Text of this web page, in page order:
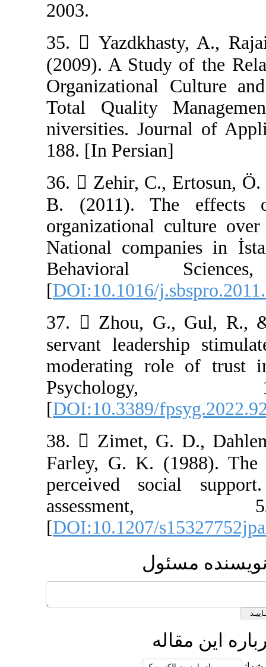
35. 
(2009). A
Total Quality
niversities.
188. [In Persian]
36.  Zehir,
B. (2011).
organizational
National
[DOI:10.1016/
37.  Zhou,
servant
moderating
[DOI:10.3389/
38.  Zimet,
Farley, G. K.
perceived
[DOI:10.1207/